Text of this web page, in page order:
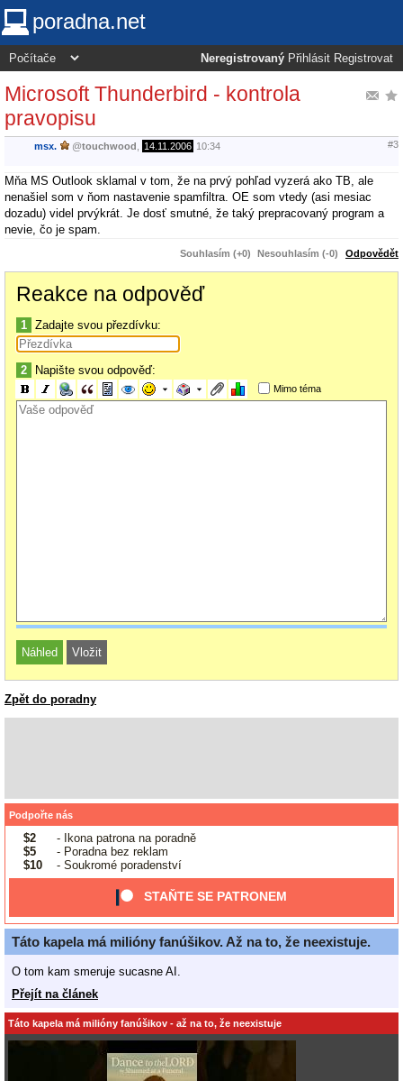
poradna.net
Neregistrovaný Přihlásit Registrovat
Microsoft Thunderbird - kontrola
pravopisu
msx. @touchwood 14.11.2006 10:34 #3
Mňa MS Outlook sklamal v tom, že na prvý pohľad vyzerá ako TB, ale
nenašiel som v ňom nastavenie spamfiltra. OE som vtedy (asi mesiac
dozadu) videl prvýkrát. Je dosť smutné, že taký prepracovaný program a
nevie, čo je spam.
Souhlasím (+0) Nesouhlasím (-0) Odpovědět
Reakce na odpověď
1 Zadajte svou přezdívku:
2 Napište svou odpověď:
Mimo téma
Zpět do poradny
Podpořte nás
$2
- Ikona patrona na poradně
$5
- Poradna bez reklam
$10
- Soukromé poradenství
STAŇTE SE PATRONEM
Táto kapela má milióny fanúšikov. Až na to, že neexistuje.
O tom kam smeruje sucasne AI.
Přejít na článek
Táto kapela má milióny fanúšikov - až na to, že neexistuje